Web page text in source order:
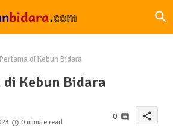
di Kebun Bidara
Kebun Bidara
0 minute read
0 share